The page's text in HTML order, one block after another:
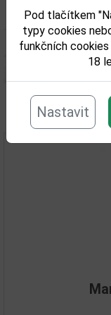
Pod tlačítkem
typy cookies
funkčních
18
Nastavit
Obsah alkoholu obj. %:
Objem obalu (L):
Související